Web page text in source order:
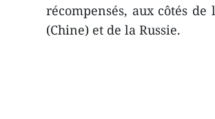
récompensés, aux côtés
(Chine) et de la Russie.